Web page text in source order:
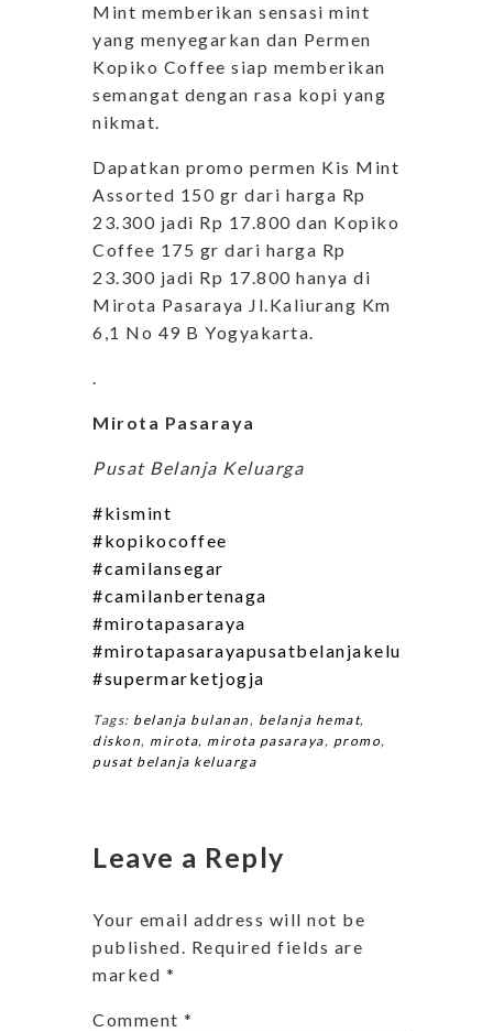
Mint memberikan sensasi mint
yang menyegarkan dan Permen
Kopiko Coffee siap memberikan
semangat dengan rasa kopi yang
nikmat.
Dapatkan promo permen Kis Mint
Assorted 150 gr dari harga Rp
23.300 jadi Rp 17.800 dan Kopiko
Coffee 175 gr dari harga Rp
23.300 jadi Rp 17.800 hanya di
Mirota Pasaraya Jl.Kaliurang Km
6,1 No 49 B Yogyakarta.
.
Mirota Pasaraya
Pusat Belanja Keluarga
#kismint
#kopikocoffee
#camilansegar
#camilanbertenaga
#mirotapasaraya
#mirotapasarayapusatbelanjakeluarga
#supermarketjogja
Tags: belanja bulanan, belanja hemat,
diskon, mirota, mirota pasaraya, promo,
pusat belanja keluarga
Leave a Reply
Your email address will not be
published. Required fields are
marked *
Comment *